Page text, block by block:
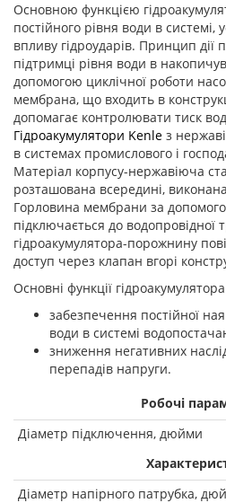
Основною функцією
постійного рівня води в системі,
впливу гідроударів. Принцип дії
підтримці рівня води в
допомогою циклічної роботи
мембрана, що входить в
допомагає контролювати тиск
Гідроакумулятори Kenle з
в системах промислового і
Матеріал корпусу-нержавіюча
розташована всередині,
Горловина мембрани за
підключається до водопровідної
гідроакумулятора-порожнину
доступ через клапан вгорі
Основні функції
забезпечення постійної
води в системі
зниження негативних
перепадів напруги.
Робочі
Діаметр підключення, дюйми
Діаметр напірного патрубка,